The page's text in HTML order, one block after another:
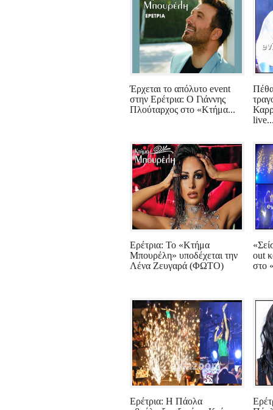
Έρχεται το απόλυτο event
στην Ερέτρια: Ο Γιάννης
Πλούταρχος στο «Κτήμα...
Ερέτρια: Το «Κτήμα
Μπουρέλη» υποδέχεται την
Λένα Ζευγαρά (ΦΩΤΟ)
out
στο
Ερέτρια: Η Πάολα